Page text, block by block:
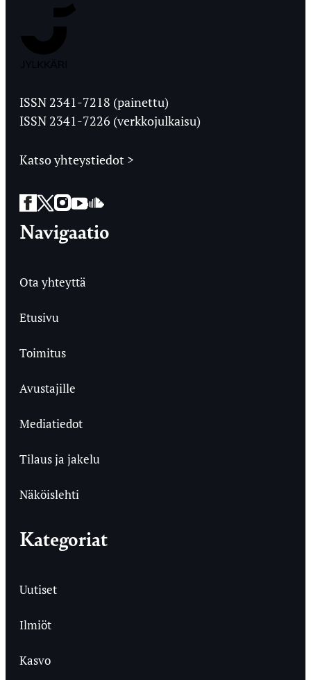
Ylioppilaslehti
ISSN 2341-7218 (painettu)
ISSN 2341-7226 (verkkojulkaisu)
Katso yhteystiedot >
Facebook
Twitter
Instagram
YouTube
SoundCloud
Navigaatio
Ota yhteyttä
Etusivu
Toimitus
Avustajille
Mediatiedot
Tilaus ja jakelu
Näköislehti
Kategoriat
Uutiset
Ilmiöt
Kasvo